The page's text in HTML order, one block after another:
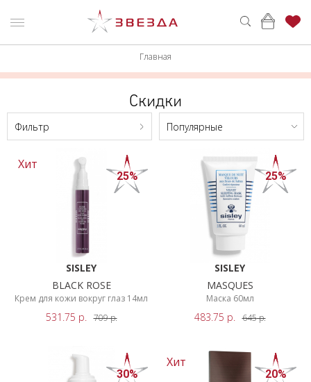
ВОЙТИ
МАКИЯЖ
БРЕНДЫ
НОВИНКИ
Главная
Скидки
BYN
До
ANGEL
SCHLESSER
ARMAND
BASI
CLARISONIC
COMPTOIR
Фильтр Популярные
Хит
25%
SISLEY
BLACK ROSE
Крем для кожи вокруг глаз 14мл
531.75 р. 709р.
25%
SISLEY
MASQUES
Маска 60мл
483.75 р. 645р.
30%
Хит
20%